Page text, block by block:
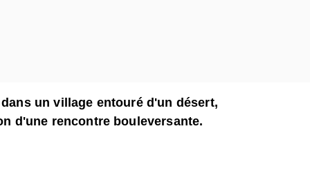
un village entouré d'un désert,
d'une rencontre bouleversante.